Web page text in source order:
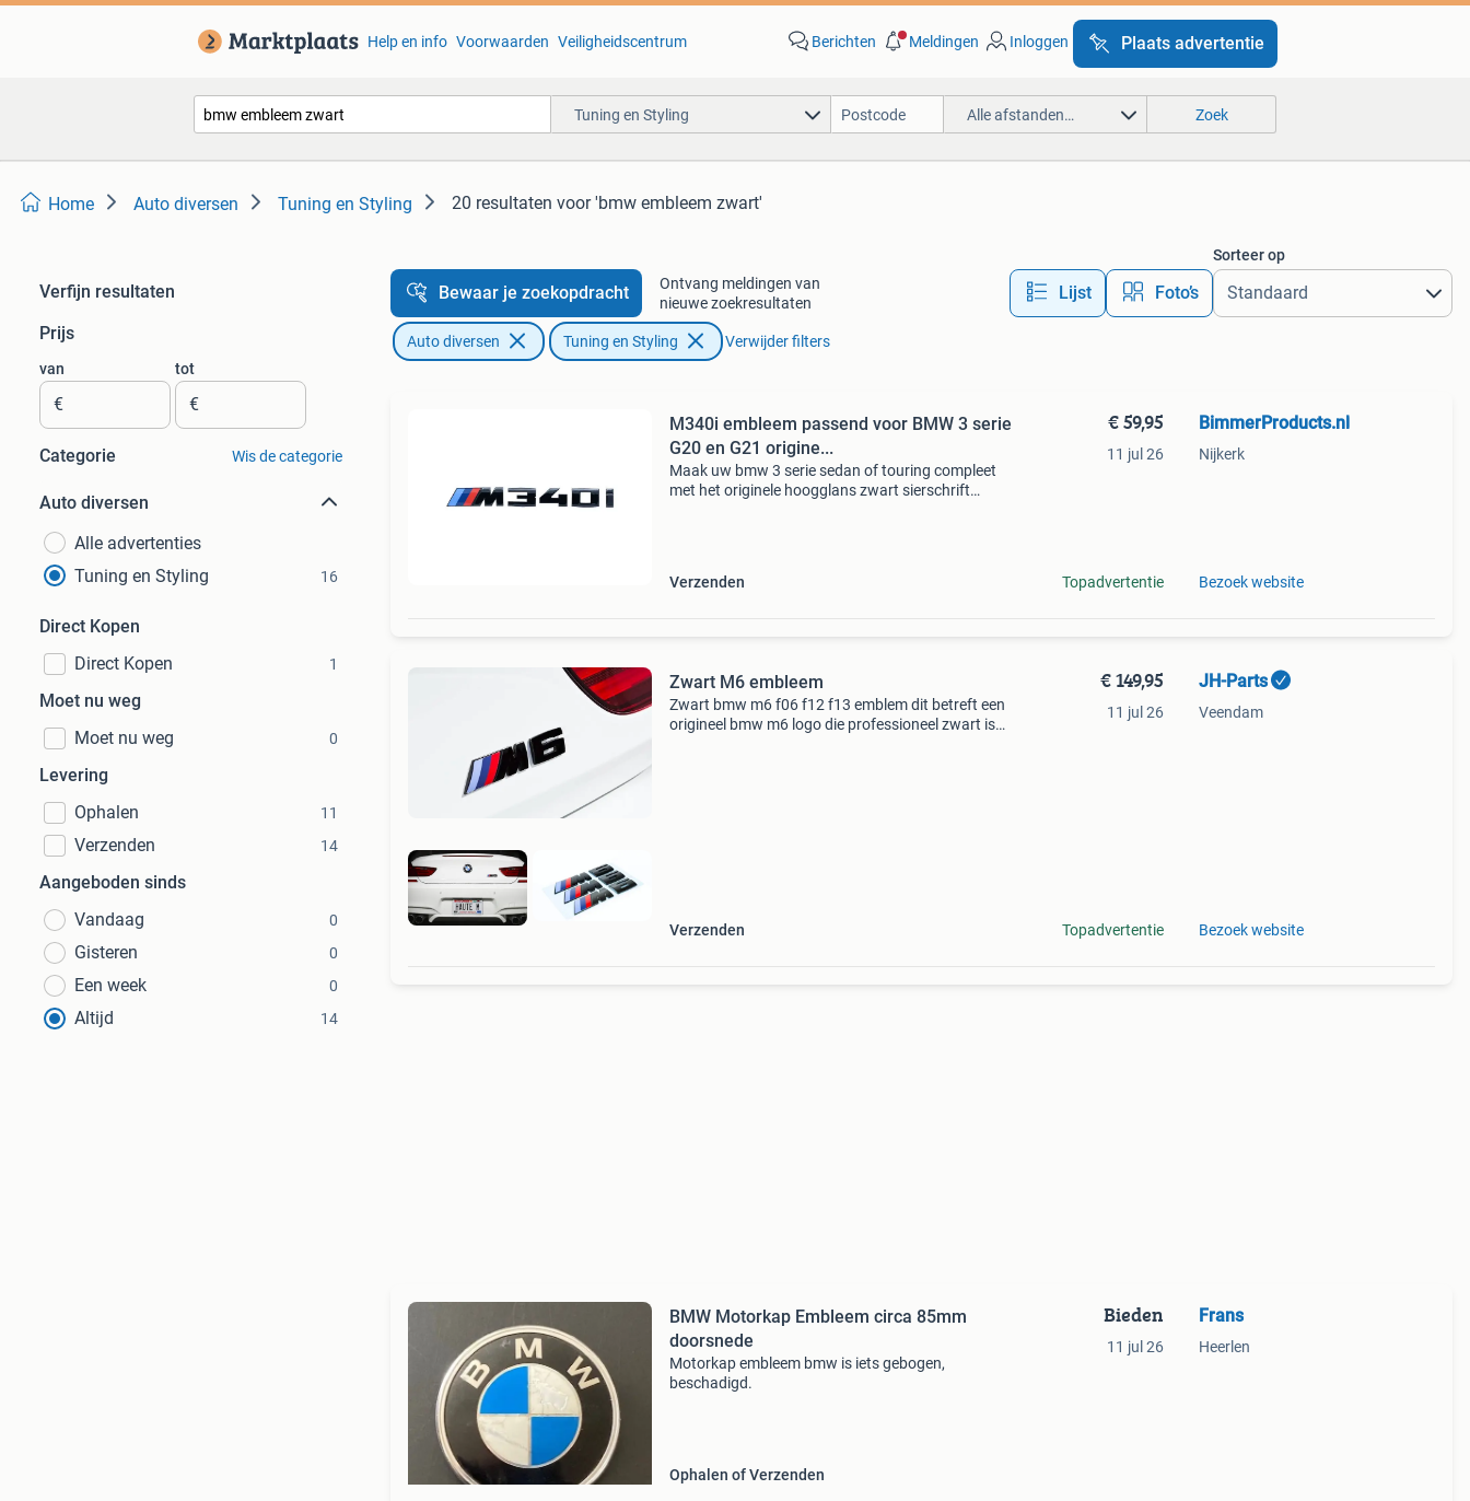
Help en info Voorwaarden Veiligheidscentrum Berichten Meldingen Inloggen Plaats advertentie
Tuning en Styling Alle afstanden… Zoek
Home Auto diversen Tuning en Styling 20 resultaten voor 'bmw embleem zwart'
Verfijn resultaten
Prijs
van
€
tot
€
Categorie Wis de categorie
Auto diversen
Alle advertenties
Tuning en Styling
16
Direct Kopen
Direct Kopen
1
Moet nu weg
Moet nu weg
0
Levering
Ophalen
11
Verzenden 14
Aangeboden sinds
Vandaag
0
Gisteren 0
Een week 0
Altijd 14
Bewaar je zoekopdracht
Ontvang meldingen van
nieuwe zoekresultaten
Lijst Foto’s
Sorteer op
Auto diversen Tuning en Styling Verwijder filters
M340i embleem passend voor BMW 3 serie
G20 en G21 origine...
Maak uw bmw 3 serie sedan of touring compleet
met het originele hoogglans zwart sierschrift
Verzenden
€ 59,95
11 jul 26
Topadvertentie
BimmerProducts.nl
Nijkerk
Bezoek website
Zwart M6 embleem
Zwart bmw m6 f06 f12 f13 emblem dit betreft een
origineel bmw m6 logo die professioneel zwart is
Verzenden
€ 149,95
11 jul 26
Topadvertentie
JH-Parts
Veendam
Bezoek website
BMW Motorkap Embleem circa 85mm
doorsnede
Motorkap embleem bmw is iets gebogen,
beschadigd.
Ophalen of Verzenden
Bieden
11 jul 26
Frans
Heerlen